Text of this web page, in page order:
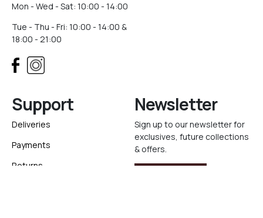
Mon - Wed - Sat: 10:00 - 14:00
Tue - Thu - Fri: 10:00 - 14:00 &
18:00 - 21:00
Support
Deliveries
Payments
Returns
Newsletter
Sign up to our newsletter for
exclusives, future collections
& offers.